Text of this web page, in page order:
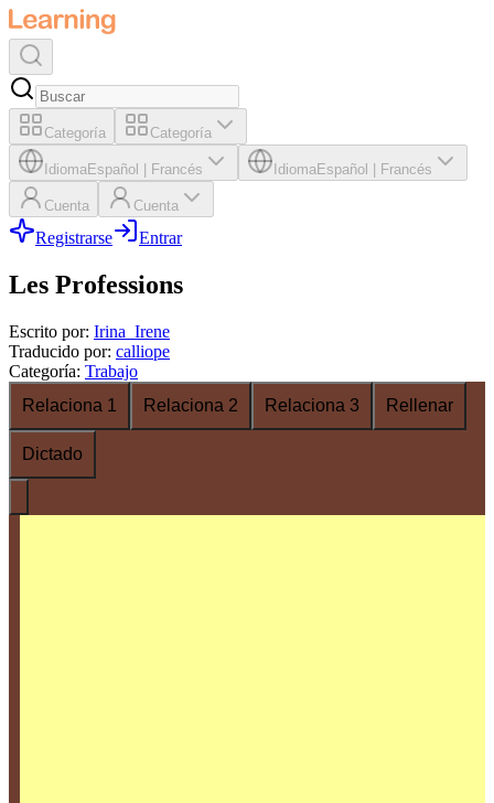
Categoría Categoría
IdiomaEspañol Francés IdiomaEspañol Francés
Cuenta Cuenta
Registrarse Entrar
Les Professions
Escrito por: Irina_Irene
Traducido por: calliope
Categoría: Trabajo
Relaciona 1
Relaciona 2 Relaciona 3 Rellenar
Dictado